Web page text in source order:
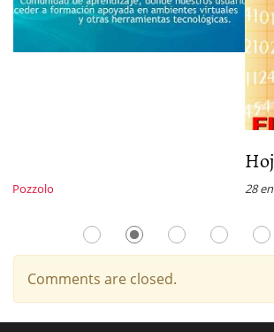
Hoja de Vida: el nombre
Mirta G. Casale
Comments are closed.